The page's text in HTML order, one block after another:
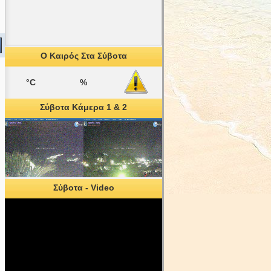
Ο Καιρός Στα Σύβοτα
°C %
Σύβοτα Κάμερα 1 & 2
Σύβοτα - Video